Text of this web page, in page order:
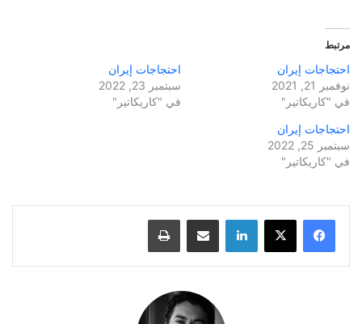
مرتبط
احتجاجات إيران
نوفمبر 21, 2021
في "كاريكاتير"
احتجاجات إيران
سبتمبر 23, 2022
في "كاريكاتير"
احتجاجات إيران
سبتمبر 25, 2022
في "كاريكاتير"
لينكدإن مشاركة عبر البريد طباعة